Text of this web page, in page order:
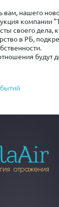
вам, нашего
компании
своего
в РБ,
будут